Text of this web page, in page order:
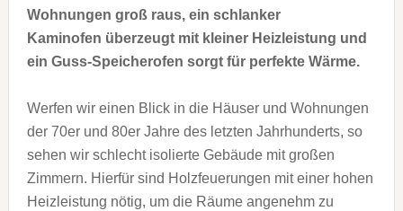
Wohnungen groß raus, ein schlanker
Kaminofen überzeugt mit kleiner Heizleistung und
ein Guss-Speicherofen sorgt für perfekte Wärme.
Werfen wir einen Blick in die Häuser und Wohnungen
der 70er und 80er Jahre des letzten Jahrhunderts, so
sehen wir schlecht isolierte Gebäude mit großen
Zimmern. Hierfür sind Holzfeuerungen mit einer hohen
Heizleistung nötig, um die Räume angenehm zu